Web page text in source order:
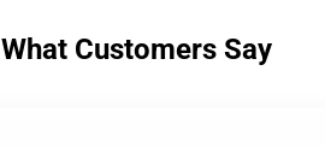
What Customers Say